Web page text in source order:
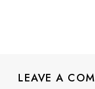
LEAVE A